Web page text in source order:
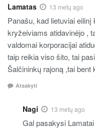
Lamatas 13 metų ago
Panašu, kad lietuviai
kryžeiviams atidavinėjo ,
valdomai korporacijai
taip reikia viso šito, tai
Šalčininkų rajoną ,tai bent
Atsakyti
Nagi 13 metų ago
Gal pasakysi